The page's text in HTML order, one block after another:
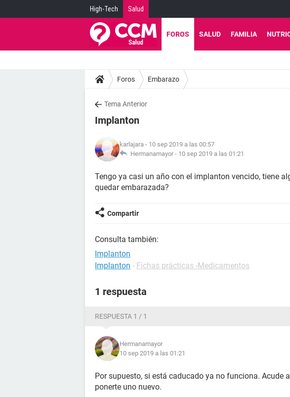
High-Tech Salud
FOROS SALUD FAMILIA
Foros Embarazo
Tema Anterior
Implanton
karlajara - 10 sep 2019 a las 00:57
Hermanamayor - 10 sep 2019 a las 01:21
Tengo ya casi un año con el implanton vencido, tiene
quedar embarazada?
Compartir
Consulta también:
Implanton
Implanton - Fichas prácticas -Medicamentos
1 respuesta
RESPUESTA 1 / 1
Hermanamayor
10 sep 2019 a las 01:21
Por supuesto, si está caducado ya no funciona. Acude
ponerte uno nuevo.